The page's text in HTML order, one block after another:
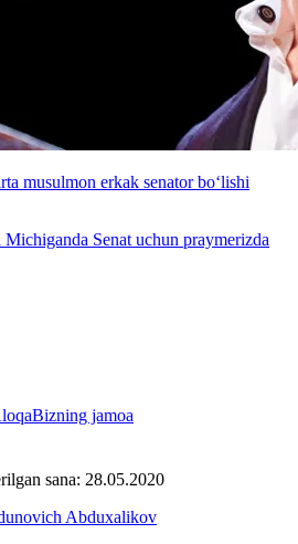
musulmon erkak senator bo‘lishi
Senat uchun praymerizda
Bizning jamoa
sana: 28.05.2020
Abduxalikov